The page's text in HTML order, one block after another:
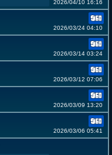
2026/04/10 16:16
2026/03/24 04:10
2026/03/14 03:24
2026/03/12 07:06
2026/03/09 13:20
2026/03/06 05:41